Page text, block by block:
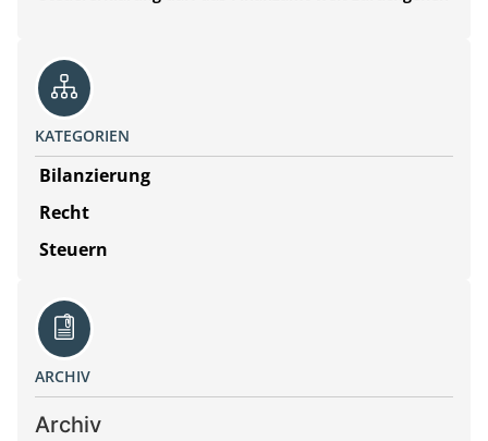
KATEGORIEN
Bilanzierung
Recht
Steuern
ARCHIV
Archiv